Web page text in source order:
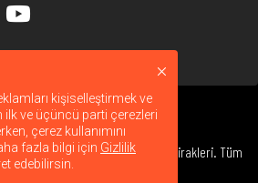
Inc. veya bağlı kuruluşları ve iştirakleri. Tüm
kişiselleştirmek ve
ilk ve üçüncü parti çerezleri
çerez kullanımını
fazla bilgi için Gizlilik
edebilirsin.